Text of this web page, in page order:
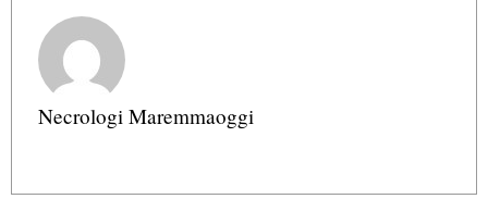
Necrologi Maremmaoggi